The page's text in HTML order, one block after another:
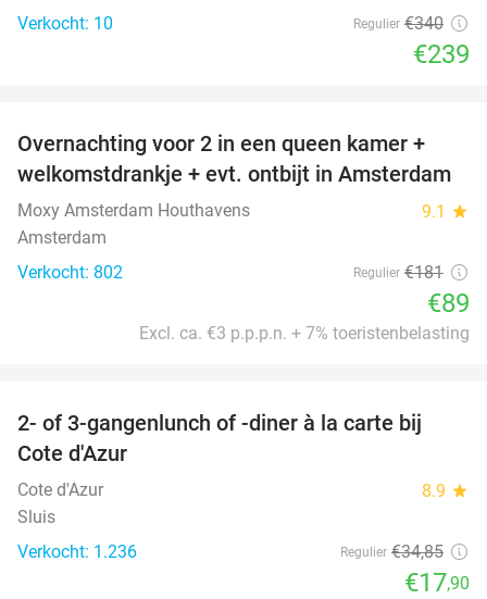
Verkocht: 10
Regulier €340
€239
51%
Overnachting voor 2 in een queen kamer +
welkomstdrankje + evt. ontbijt in Amsterdam
Moxy Amsterdam Houthavens 9.1 star
Amsterdam
Verkocht: 802
Regulier €181
€89
Excl. ca. €3 p.p.p.n. + 7% toeristenbelasting
49%
2- of 3-gangenlunch of -diner à la carte bij
Cote d'Azur
Cote d'Azur 8.9 star
Sluis
Verkocht: 1.236
Regulier €34,85
€17,90